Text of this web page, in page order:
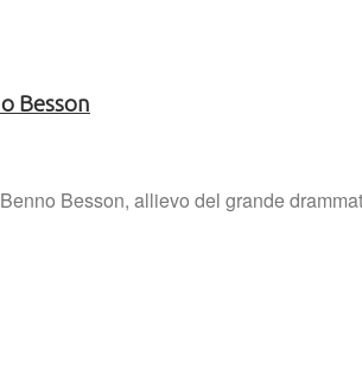
Besson
Besson, allievo del grande